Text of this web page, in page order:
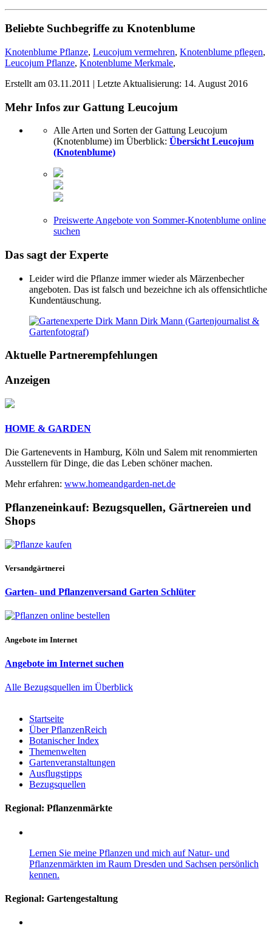
Beliebte Suchbegriffe zu Knotenblume
Knotenblume Pflanze, Leucojum vermehren, Knotenblume pflegen,
Leucojum Pflanze, Knotenblume Merkmale,
Erstellt am 03.11.2011 | Letzte Aktualisierung: 14. August 2016
Mehr Infos zur Gattung Leucojum
Alle Arten und Sorten der Gattung Leucojum
(Knotenblume) im Überblick: Übersicht Leucojum
(Knotenblume)
Preiswerte Angebote von Sommer-Knotenblume online
suchen
Das sagt der Experte
Leider wird die Pflanze immer wieder als Märzenbecher
angeboten. Das ist falsch und bezeichne ich als offensichtliche
Kundentäuschung.
Dirk Mann (Gartenjournalist &
Gartenfotograf)
Aktuelle Partnerempfehlungen
Anzeigen
HOME & GARDEN
Die Gartenevents in Hamburg, Köln und Salem mit renommierten
Ausstellern für Dinge, die das Leben schöner machen.
Mehr erfahren: www.homeandgarden-net.de
Pflanzeneinkauf: Bezugsquellen, Gärtnereien und
Shops
Versandgärtnerei
Garten- und Pflanzenversand Garten Schlüter
Angebote im Internet
Angebote im Internet suchen
Alle Bezugsquellen im Überblick
Startseite
Über PflanzenReich
Botanischer Index
Themenwelten
Gartenveranstaltungen
Ausflugstipps
Bezugsquellen
Regional: Pflanzenmärkte
Lernen Sie meine Pflanzen und mich auf Natur- und
Pflanzenmärkten im Raum Dresden und Sachsen persönlich
kennen.
Regional: Gartengestaltung